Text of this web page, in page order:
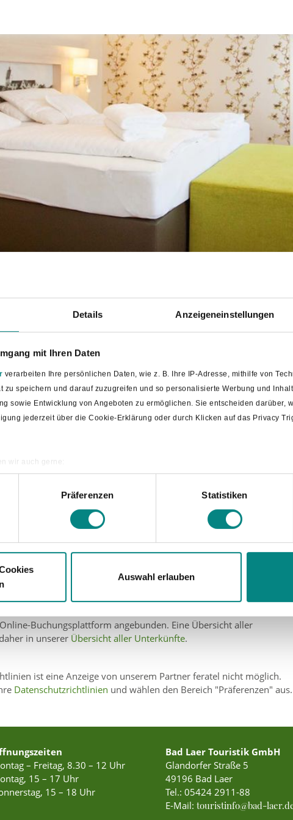
Details Anzeigeneinstellungen
mit Ihren Daten
verarbeiten Ihre persönlichen Daten, wie z. B. Ihre IP-Adresse, mithilfe von
zu speichern und darauf zuzugreifen und so personalisierte Werbung und
sowie Entwicklung von Angeboten zu ermöglichen. Sie entscheiden darüber,
jederzeit über die Cookie-Erklärung oder durch Klicken auf das Privacy
wir auch gerne:
Scannen nach bestimmten Merkmalen (Fingerprinting) identifizieren
Ihre persönlichen Daten verarbeitet werden, und legen Sie Ihre Präferenzen im
Präferenzen Statistiken
Auswahl erlauben
Natur
Das Angebot in Bad Laer ist auf hohem Niveau,
kann jeder etwas für sich tun, sei es
im Freien.
in unserem Sole-Heilbad so angenehm wie möglich zu
die hier veröffentlichten Preise unter Umständen bis zu
Preise verstehen sich zzgl. Kurtaxe.
Wissen zur Verfügung.
Buchungsplattform angebunden. Eine Übersicht aller
in unserer Übersicht aller Unterkünfte.
ist eine Anzeige von unserem Partner feratel nicht möglich.
Datenschutzrichtlinien und wählen den Bereich "Präferenzen" aus.
– Freitag, 8.30 – 12 Uhr
15 – 17 Uhr
15 – 18 Uhr
Bad Laer Touristik GmbH
Glandorfer Straße 5
49196 Bad Laer
Tel.: 05424 2911-88
E-Mail: touristinfo@bad-